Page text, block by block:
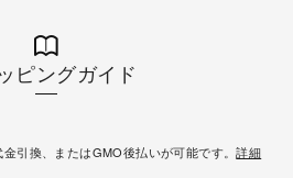
ピングガイド
引換、またはGMO後払いが可能です。詳細